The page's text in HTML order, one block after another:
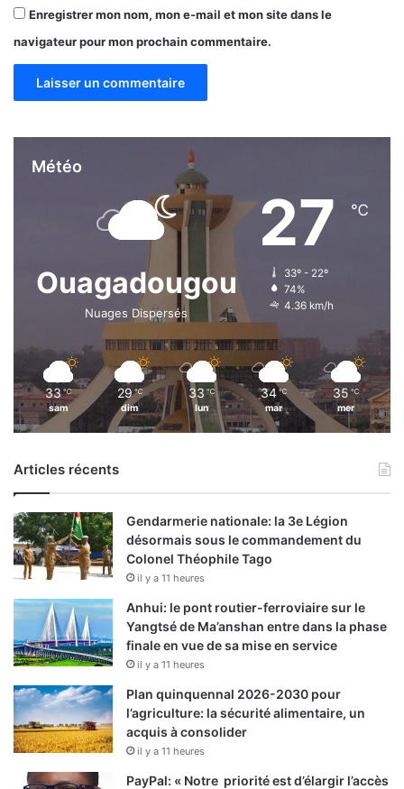
Enregistrer mon nom, mon e-mail et mon site dans le
navigateur pour mon prochain commentaire.
Météo
Ouagadougou
Nuages Dispersés
27 ℃
33º - 22º
74%
4.36 km/h
33 ℃
sam
29 ℃
dim
33 ℃
lun
34 ℃
mar
35 ℃
mer
Articles récents
Gendarmerie nationale: la 3e Légion
désormais sous le commandement du
Colonel Théophile Tago
il y a 11 heures
Anhui: le pont routier-ferroviaire sur le
Yangtsé de Ma’anshan entre dans la phase
finale en vue de sa mise en service
il y a 11 heures
Plan quinquennal 2026-2030 pour
l’agriculture: la sécurité alimentaire, un
acquis à consolider
il y a 11 heures
PayPal: « Notre priorité est d’élargir l’accès